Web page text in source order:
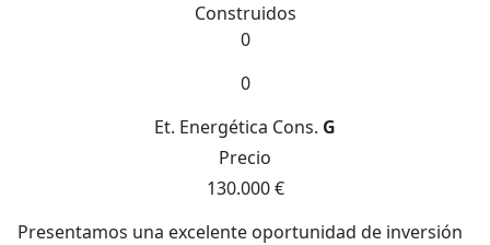
Construidos
0
0
Et. Energética Cons. G
Precio
130.000 €
Presentamos una excelente oportunidad de inversión